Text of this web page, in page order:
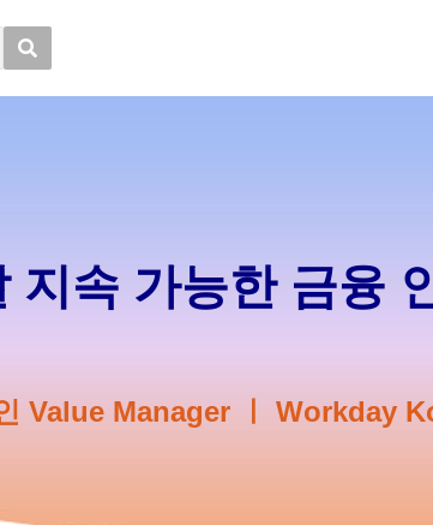
속 가능한 금융
Value Manager ㅣ Workday